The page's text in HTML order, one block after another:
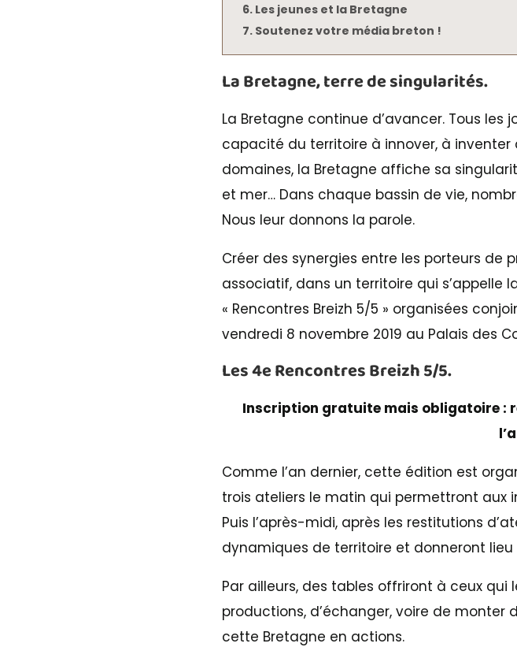
Les jeunes et la Bretagne
Soutenez votre média breton !
La Bretagne, terre de singularités.
La Bretagne continue d’avancer. Tous
capacité du territoire à innover, à
domaines, la Bretagne affiche sa
et mer… Dans chaque bassin de vie,
Nous leur donnons la parole.
Créer des synergies entre les porteurs de
associatif, dans un territoire qui s’appelle
« Rencontres Breizh 5/5 » organisées
vendredi 8 novembre 2019 au Palais des
Les 4e Rencontres Breizh 5/5.
Inscription gratuite mais obligatoire :
Comme l’an dernier, cette édition est
trois ateliers le matin qui permettront aux
Puis l’après-midi, après les restitutions
dynamiques de territoire et donneront
Par ailleurs, des tables offriront à ceux
productions, d’échanger, voire de monter
cette Bretagne en actions.